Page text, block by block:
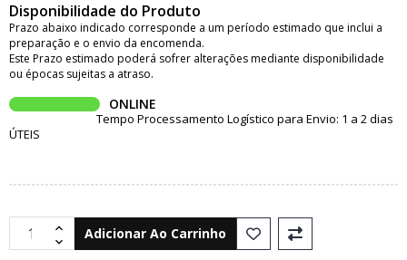
Disponibilidade do Produto
Prazo abaixo indicado corresponde a um período estimado que inclui a
preparação e o envio da encomenda.
Este Prazo estimado poderá sofrer alterações mediante disponibilidade
ou épocas sujeitas a atraso.
ONLINE
Tempo Processamento Logístico para Envio: 1 a 2 dias
ÚTEIS
Adicionar Ao Carrinho